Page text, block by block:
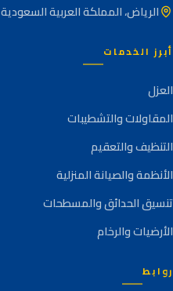
الرياض، المملكة العربية السعودية
أبرز الخدمات
العزل
المقاولات والتشطيبات
التنظيف والتعقيم
الأنظمة والصيانة المنزلية
تنسيق الحدائق والمسطحات
الأرضيات والرخام
روابط